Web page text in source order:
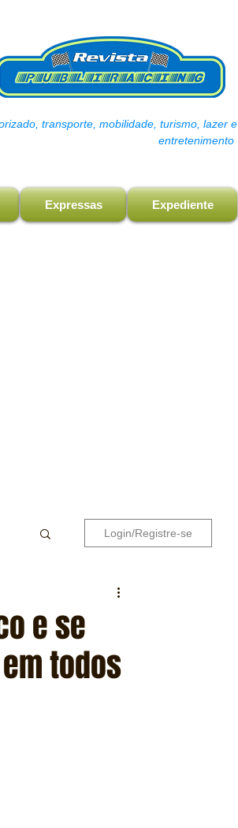
transporte, mobilidade, turismo, lazer e
entretenimento
Expressas Expediente
Login/Registre-se
e se
todos